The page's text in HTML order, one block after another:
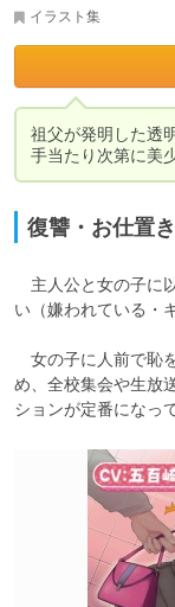
イラスト集
祖父が発明した透
手当たり次第に美
復讐・お仕置き
主人公と女の子に
い（嫌われている・
女の子に人前で恥
め、全校集会や生放
ションが定番になっ